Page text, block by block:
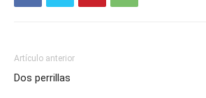
Artículo anterior
Dos perrillas